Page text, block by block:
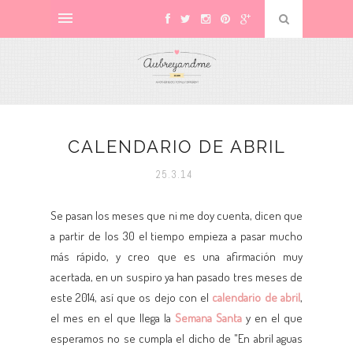
CALENDARIO DE ABRIL
25.3.14
Se pasan los meses que ni me doy cuenta, dicen que
a partir de los 30 el tiempo empieza a pasar mucho
más rápido, y creo que es una afirmación muy
acertada, en un suspiro ya han pasado tres meses de
este 2014, así que os dejo con el calendario de abril,
el mes en el que llega la Semana Santa y en el que
esperamos no se cumpla el dicho de "En abril aguas